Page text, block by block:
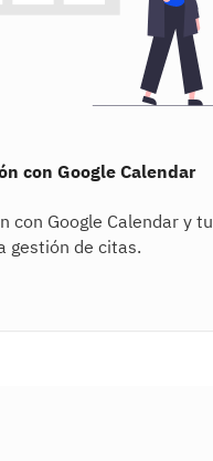
con Google Calendar
con Google Calendar y tu
gestión de citas.